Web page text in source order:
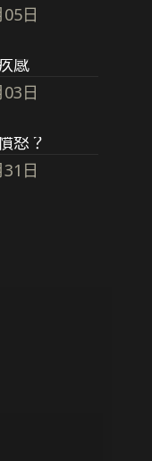
日
感
日
怒？
日